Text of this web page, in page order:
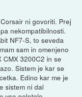
ni govoriti. Prej
nekompatibilnosti.
NF7-S, to seveda
sam in omenjeno
3200C2 in se
Sistem je kar se
Edino kar me je
sistem ni dal